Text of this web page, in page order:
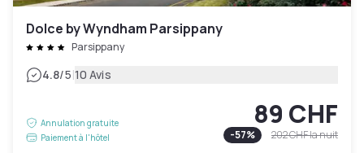
Dolce by Wyndham Parsippany
Parsippany
4.8/5|10 Avis
Annulation gratuite
Paiement à l'hôtel
89 CHF
-57% 202 CHFla nuit